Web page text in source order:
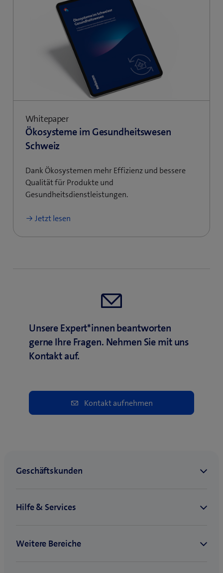
Whitepaper
Ökosysteme im Gesundheitswesen
Schweiz
Dank Ökosystemen mehr Effizienz und bessere
Qualität für Produkte und
Gesundheitsdienstleistungen.
Jetzt lesen
Unsere Expert*innen beantworten
gerne Ihre Fragen. Nehmen Sie mit uns
Kontakt auf.
Kontakt aufnehmen